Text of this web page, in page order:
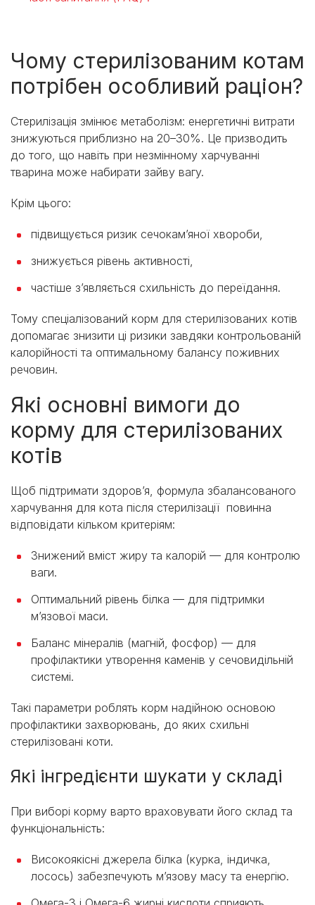
Чому стерилізованим котам
потрібен особливий раціон?
Стерилізація змінює метаболізм: енергетичні витрати
знижуються приблизно на 20–30%. Це призводить
до того, що навіть при незмінному харчуванні
тварина може набирати зайву вагу.
Крім цього:
підвищується ризик сечокам’яної хвороби,
знижується рівень активності,
частіше з’являється схильність до переїдання.
Тому спеціалізований корм для стерилізованих котів
допомагає знизити ці ризики завдяки контрольованій
калорійності та оптимальному балансу поживних
речовин.
Які основні вимоги до
корму для стерилізованих
котів
Щоб підтримати здоров’я, формула збалансованого
харчування для кота після стерилізації повинна
відповідати кільком критеріям:
Знижений вміст жиру та калорій — для контролю
ваги.
Оптимальний рівень білка — для підтримки
м’язової маси.
Баланс мінералів (магній, фосфор) — для
профілактики утворення каменів у сечовидільній
системі.
Такі параметри роблять корм надійною основою
профілактики захворювань, до яких схильні
стерилізовані коти.
Які інгредієнти шукати у складі
При виборі корму варто враховувати його склад та
функціональність:
Високоякісні джерела білка (курка, індичка,
лосось) забезпечують м’язову масу та енергію.